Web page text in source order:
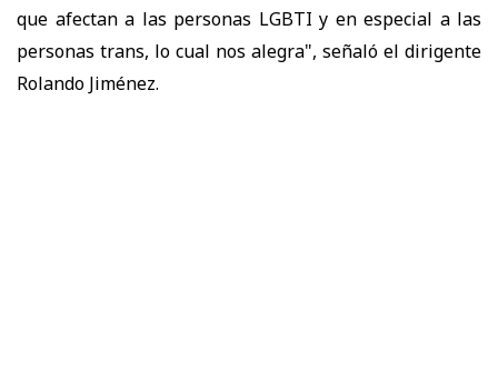
que afectan a las personas LGBTI y en especial a las
personas trans, lo cual nos alegra", señaló el dirigente
Rolando Jiménez.